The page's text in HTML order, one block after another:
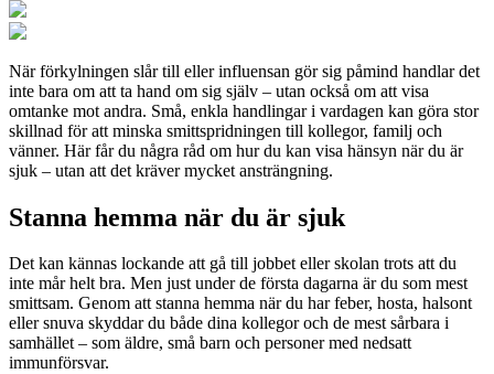
När förkylningen slår till eller influensan gör sig påmind handlar det
inte bara om att ta hand om sig själv – utan också om att visa
omtanke mot andra. Små, enkla handlingar i vardagen kan göra stor
skillnad för att minska smittspridningen till kollegor, familj och
vänner. Här får du några råd om hur du kan visa hänsyn när du är
sjuk – utan att det kräver mycket ansträngning.
Stanna hemma när du är sjuk
Det kan kännas lockande att gå till jobbet eller skolan trots att du
inte mår helt bra. Men just under de första dagarna är du som mest
smittsam. Genom att stanna hemma när du har feber, hosta, halsont
eller snuva skyddar du både dina kollegor och de mest sårbara i
samhället – som äldre, små barn och personer med nedsatt
immunförsvar.